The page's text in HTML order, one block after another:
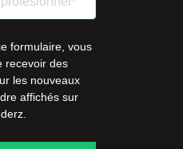
formulaire, vous
recevoir des
les nouveaux
affichés sur